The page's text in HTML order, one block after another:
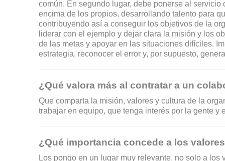
común. En segundo lugar, debe ponerse al
encima de los propios, desarrollando talento para
contribuyendo así a conseguir los objetivos de la
liderar con el ejemplo y dejar clara la misión y los
de las metas y apoyar en las situaciones difíciles.
estrategia, reconocer el error y, por supuesto,
¿Qué valora más al contratar a un
Que comparta la misión, valores y cultura de la
trabajar en equipo, que tenga interés por la gente y
¿Qué importancia concede a los
Los pongo en un lugar muy relevante, no solo a